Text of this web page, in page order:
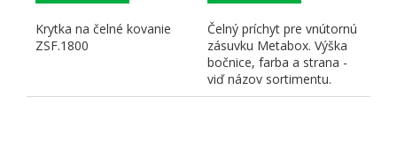
Krytka na čelné kovanie
ZSF.1800
Čelný príchyt pre vnútornú
zásuvku Metabox. Výška
bočnice, farba a strana -
viď názov sortimentu.